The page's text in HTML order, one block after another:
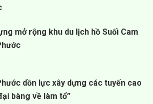
mở rộng khu du lịch hồ Suối Cam
dồn lực xây dựng các tuyến cao
bàng về làm tổ”